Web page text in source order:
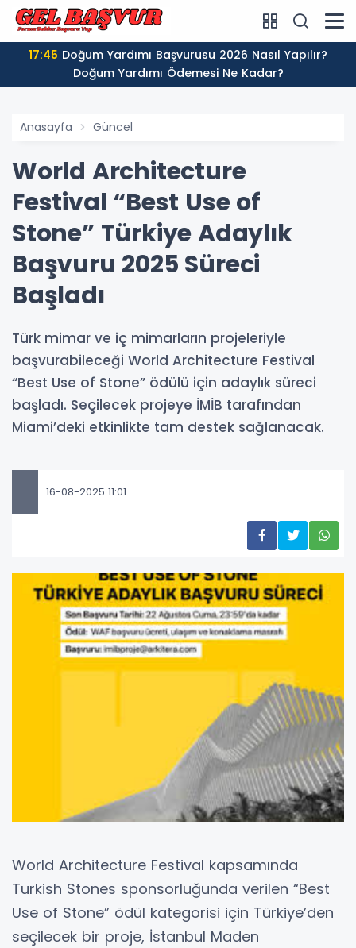
17:45
Doğum Yardımı Ödemesi Ne Kadar?
Anasayfa Güncel
World Architecture
Festival “Best Use of
Stone” Türkiye Adaylık
Başvuru 2025 Süreci
Başladı
Türk mimar ve iç mimarların projeleriyle
başvurabileceği World Architecture Festival
“Best Use of Stone” ödülü için adaylık süreci
başladı. Seçilecek projeye İMİB tarafından
Miami’deki etkinlikte tam destek sağlanacak.
16-08-2025 11:01
World Architecture Festival kapsamında
Turkish Stones sponsorluğunda verilen “Best
Use of Stone” ödül kategorisi için Türkiye’den
seçilecek bir proje, İstanbul Maden